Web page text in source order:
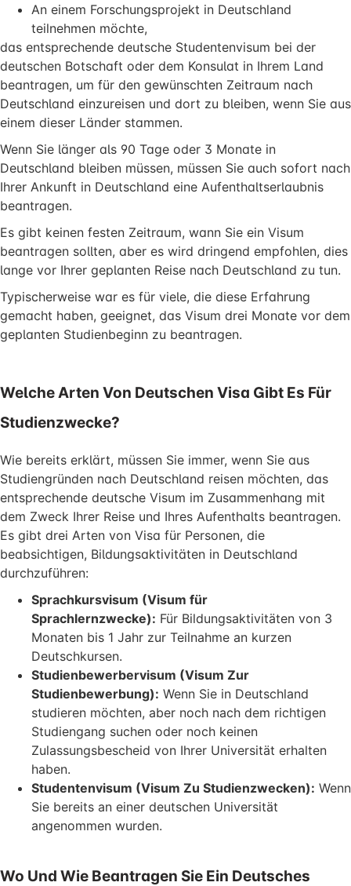
An einem Forschungsprojekt in Deutschland
teilnehmen möchte,
das entsprechende deutsche Studentenvisum bei der
deutschen Botschaft oder dem Konsulat in Ihrem Land
beantragen, um für den gewünschten Zeitraum nach
Deutschland einzureisen und dort zu bleiben, wenn Sie aus
einem dieser Länder stammen.
Wenn Sie länger als 90 Tage oder 3 Monate in
Deutschland bleiben müssen, müssen Sie auch sofort nach
Ihrer Ankunft in Deutschland eine Aufenthaltserlaubnis
beantragen.
Es gibt keinen festen Zeitraum, wann Sie ein Visum
beantragen sollten, aber es wird dringend empfohlen, dies
lange vor Ihrer geplanten Reise nach Deutschland zu tun.
Typischerweise war es für viele, die diese Erfahrung
gemacht haben, geeignet, das Visum drei Monate vor dem
geplanten Studienbeginn zu beantragen.
Welche Arten Von Deutschen Visa Gibt Es Für
Studienzwecke?
Wie bereits erklärt, müssen Sie immer, wenn Sie aus
Studiengründen nach Deutschland reisen möchten, das
entsprechende deutsche Visum im Zusammenhang mit
dem Zweck Ihrer Reise und Ihres Aufenthalts beantragen.
Es gibt drei Arten von Visa für Personen, die
beabsichtigen, Bildungsaktivitäten in Deutschland
durchzuführen:
Sprachkursvisum (Visum für
Sprachlernzwecke): Für Bildungsaktivitäten von 3
Monaten bis 1 Jahr zur Teilnahme an kurzen
Deutschkursen.
Studienbewerbervisum (Visum Zur
Studienbewerbung): Wenn Sie in Deutschland
studieren möchten, aber noch nach dem richtigen
Studiengang suchen oder noch keinen
Zulassungsbescheid von Ihrer Universität erhalten
haben.
Studentenvisum (Visum Zu Studienzwecken): Wenn
Sie bereits an einer deutschen Universität
angenommen wurden.
Wo Und Wie Beantragen Sie Ein Deutsches